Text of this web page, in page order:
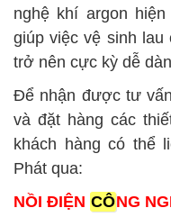
nghệ khí argon
giúp việc vệ sinh lau
trở nên cực kỳ dễ
Để nhận được tư
và đặt hàng các
khách hàng có thể
Phát qua:
NỒI ĐIỆN CÔNG